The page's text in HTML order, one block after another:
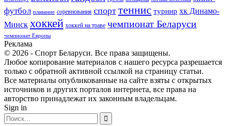
футбол плавание соревнования спорт теннис турнир хк Динамо-
Минск хоккей хоккей на траве чемпионат Беларуси
чемпионат Европы
Реклама
© 2026 - Спорт Беларуси. Все права защищены.
Любое копирование материалов с нашего ресурса разрешается
только с обратной активной ссылкой на страницу статьи.
Все материалы опубликованные на сайте взяты с открытых
источников и других порталов интернета, все права на
авторство принадлежат их законным владельцам.
Sign in